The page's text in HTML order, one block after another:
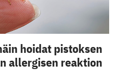
hoidat pistoksen
allergisen reaktion